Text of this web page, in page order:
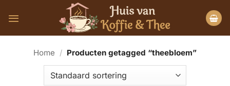
naar
Home / Producten getagged “theebloem”